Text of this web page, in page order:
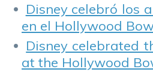
Disney celebró los
en el Hollywood
Disney celebrated
at the Hollywood